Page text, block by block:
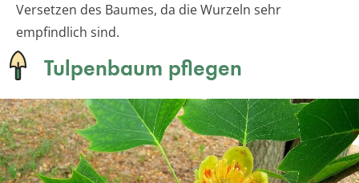
Versetzen des Baumes, da die Wurzeln sehr
empfindlich sind.
Tulpenbaum pflegen